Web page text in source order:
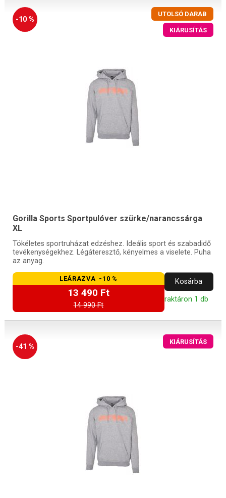
-10 %
UTOLSÓ DARAB
KIÁRUSÍTÁS
Gorilla Sports Sportpulóver szürke/narancssárga
XL
Tökéletes sportruházat edzéshez. Ideális sport és szabadidő
tevékenységekhez. Légáteresztő, kényelmes a viselete. Puha
az anyag.
LEÁRAZVA -10 %
13 490 Ft
14 990 Ft
Kosárba
raktáron 1 db
-41 %
KIÁRUSÍTÁS